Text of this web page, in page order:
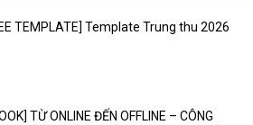
TEMPLATE] Template Trung thu 2026
TỪ ONLINE ĐẾN OFFLINE – CÔNG